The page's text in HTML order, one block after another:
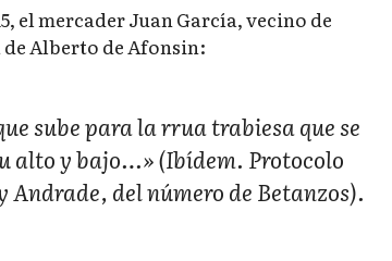
el mercader Juan García, vecino de
de Alberto de Afonsin:
sube para la rrua trabiesa que se
alto y bajo…» (Ibídem. Protocolo
Andrade, del número de Betanzos).